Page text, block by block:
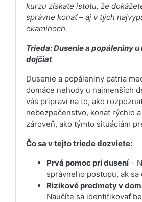
kurzu získate istotu, že
správne konať – aj v tých
okamihoch.
Trieda: Dusenie a popáleniny
dojčiat
Dusenie a popáleniny patria
domáce nehody u najmenších
vás pripraví na to, ako
nebezpečenstvo, konať rýchlo
zároveň, ako týmto situáciám
Čo sa v tejto triede dozviete:
Prvá pomoc pri dusení–
správneho postupu, ak sa
Rizikové predmety v
Naučíte sa identifikovať